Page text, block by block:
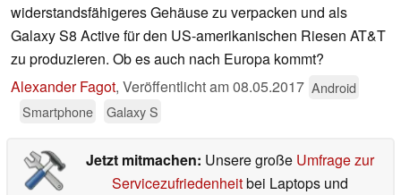
widerstandsfähigeres Gehäuse zu verpacken und als
Galaxy S8 Active für den US-amerikanischen Riesen AT&T
zu produzieren. Ob es auch nach Europa kommt?
Alexander Fagot, Veröffentlicht am08.05.2017 Android
Smartphone
Galaxy S
Jetzt mitmachen: Unsere große Umfrage zur
Servicezufriedenheitbei Laptops und